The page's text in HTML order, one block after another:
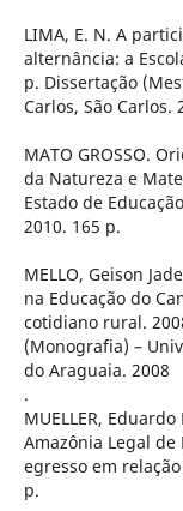
LIMA, E. N. A
alternância: a
p. Dissertação
Carlos, São Carlos.
MATO GROSSO.
da Natureza e
Estado de
2010. 165 p.
MELLO, Geison
na Educação do
cotidiano rural.
(Monografia) –
do Araguaia. 2008
.
MUELLER,
Amazônia Legal
egresso em
p.